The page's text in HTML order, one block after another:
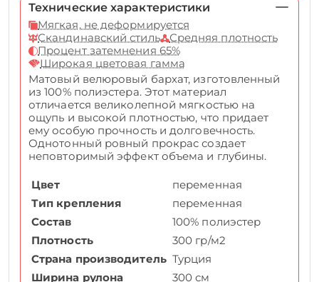
Технические характеристики
Мягкая, не деформируется
Скандинавский стиль
Средняя плотность
Процент затемнения 65%
Широкая цветовая гамма
Матовый велюровый бархат, изготовленный
из 100% полиэстера. Этот материал
отличается великолепной мягкостью на
ощупь и высокой плотностью, что придает
ему особую прочность и долговечность.
Однотонный ровный прокрас создает
неповторимый эффект объема и глубины.
Цвет
переменная
Тип крепления
переменная
Состав
100% полиэстер
Плотность
300 гр/м2
Страна производитель Турция
Ширина рулона
300 см